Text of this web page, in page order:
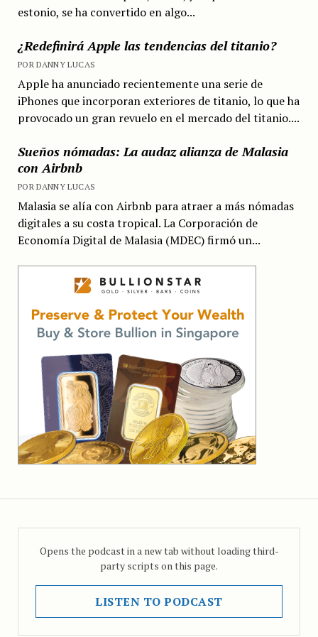
estonio, se ha convertido en algo...
¿Redefinirá Apple las tendencias del titanio?
POR DANNY LUCAS
Apple ha anunciado recientemente una serie de
iPhones que incorporan exteriores de titanio, lo que ha
provocado un gran revuelo en el mercado del titanio....
Sueños nómadas: La audaz alianza de Malasia
con Airbnb
POR DANNY LUCAS
Malasia se alía con Airbnb para atraer a más nómadas
digitales a su costa tropical. La Corporación de
Economía Digital de Malasia (MDEC) firmó un...
Opens the podcast in a new tab without loading third-
party scripts on this page.
LISTEN TO PODCAST